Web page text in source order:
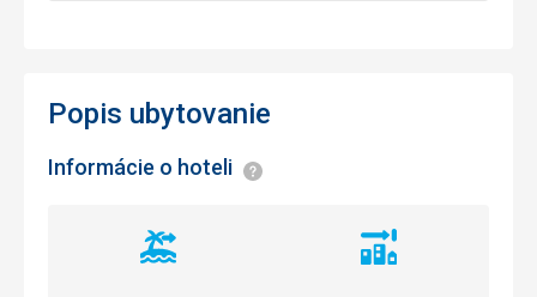
Popis ubytovanie
Informácie o hoteli Informácie
Vzdialenosť
Vzdialenosť